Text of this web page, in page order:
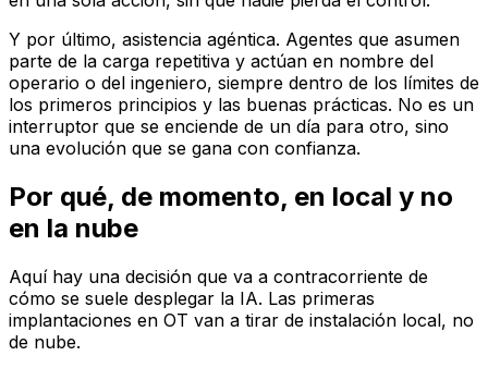
Y por último, asistencia agéntica. Agentes que asumen
parte de la carga repetitiva y actúan en nombre del
operario o del ingeniero, siempre dentro de los límites de
los primeros principios y las buenas prácticas. No es un
interruptor que se enciende de un día para otro, sino
una evolución que se gana con confianza.
Por qué, de momento, en local y no
en la nube
Aquí hay una decisión que va a contracorriente de
cómo se suele desplegar la IA. Las primeras
implantaciones en OT van a tirar de instalación local, no
de nube.